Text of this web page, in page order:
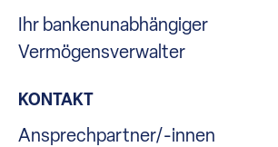
Ihr bankenunabhängiger
Vermögensverwalter
KONTAKT
Ansprechpartner/-innen